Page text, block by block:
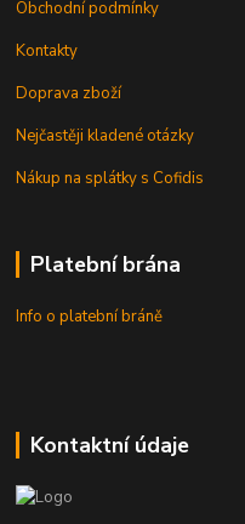
Obchodní podmínky
Kontakty
Doprava zboží
Nejčastěji kladené otázky
Nákup na splátky s Cofidis
Platební brána
Info o platební bráně
Kontaktní údaje